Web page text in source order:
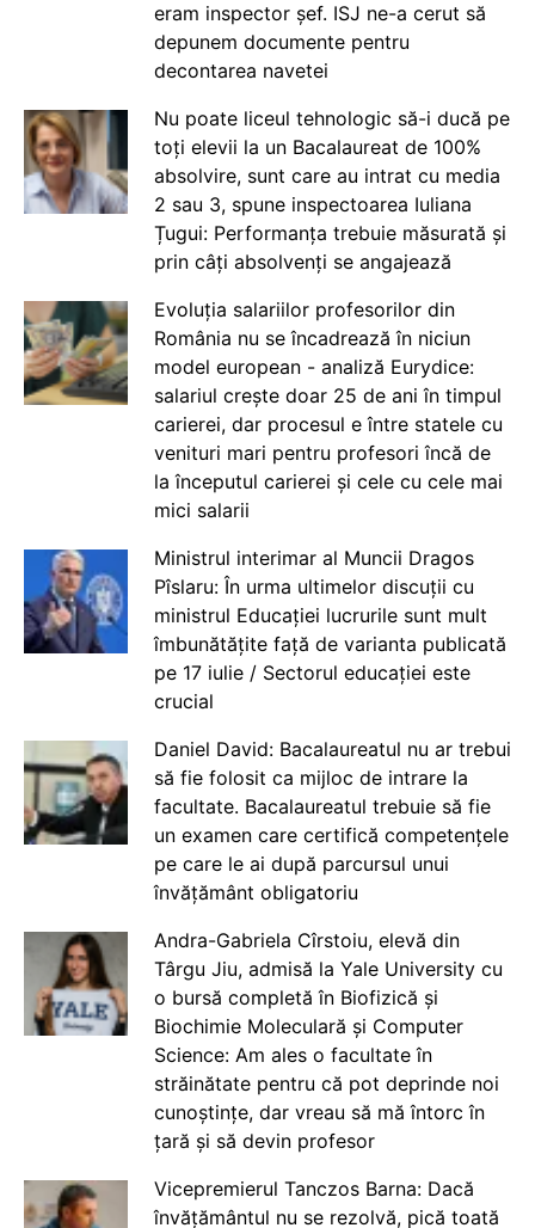
eram inspector șef. ISJ ne-a cerut să
depunem documente pentru
decontarea navetei
Nu poate liceul tehnologic să-i ducă pe
toți elevii la un Bacalaureat de 100%
absolvire, sunt care au intrat cu media
2 sau 3, spune inspectoarea Iuliana
Țugui: Performanța trebuie măsurată și
prin câți absolvenți se angajează
Evoluția salariilor profesorilor din
România nu se încadrează în niciun
model european - analiză Eurydice:
salariul crește doar 25 de ani în timpul
carierei, dar procesul e între statele cu
venituri mari pentru profesori încă de
la începutul carierei și cele cu cele mai
mici salarii
Ministrul interimar al Muncii Dragos
Pîslaru: În urma ultimelor discuții cu
ministrul Educației lucrurile sunt mult
îmbunătățite față de varianta publicată
pe 17 iulie / Sectorul educației este
crucial
Daniel David: Bacalaureatul nu ar trebui
să fie folosit ca mijloc de intrare la
facultate. Bacalaureatul trebuie să fie
un examen care certifică competențele
pe care le ai după parcursul unui
învățământ obligatoriu
Andra-Gabriela Cîrstoiu, elevă din
Târgu Jiu, admisă la Yale University cu
o bursă completă în Biofizică și
Biochimie Moleculară și Computer
Science: Am ales o facultate în
străinătate pentru că pot deprinde noi
cunoștințe, dar vreau să mă întorc în
țară și să devin profesor
Vicepremierul Tanczos Barna: Dacă
învățământul nu se rezolvă, pică toată